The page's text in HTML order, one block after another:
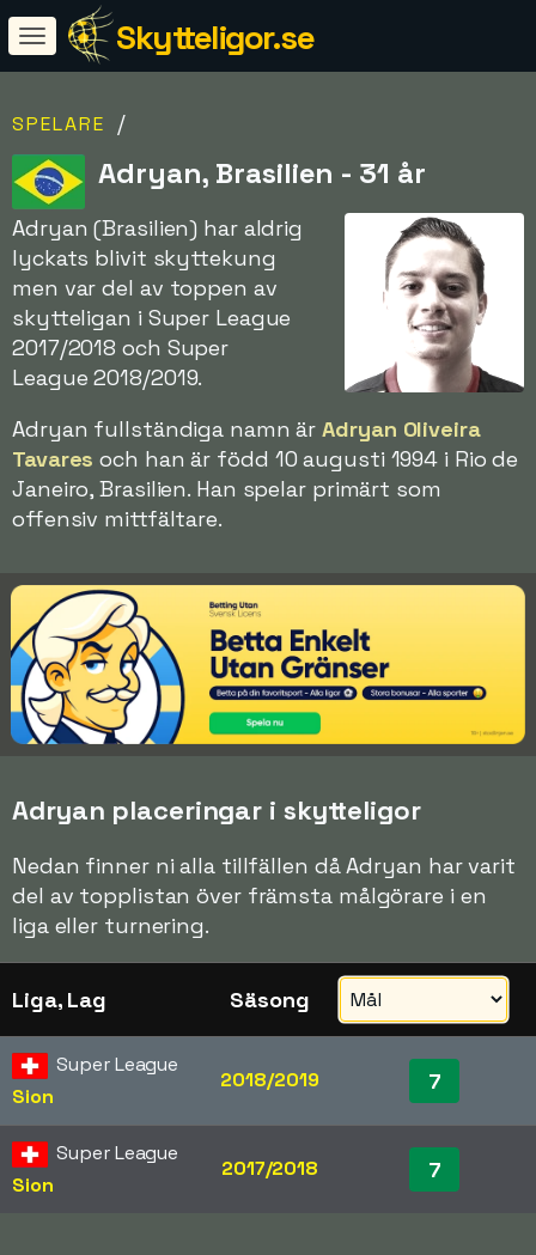
Skytteligor.se
SPELARE /
Adryan, Brasilien - 31 år
Adryan (Brasilien) har aldrig
lyckats blivit skyttekung
men var del av toppen av
skytteligan i Super League
2017/2018 och Super
League 2018/2019.
Adryan fullständiga namn ärAdryan Oliveira
Tavares och han är född 10 augusti 1994 i Rio de
Janeiro, Brasilien. Han spelar primärt som
offensiv mittfältare.
Adryan placeringar i skytteligor
Nedan finner ni alla tillfällen då Adryan har varit
del av topplistan över främsta målgörare i en
liga eller turnering.
Liga, Lag Säsong
Super League
Sion
2018/2019 7
Super League
Sion
2017/2018 7